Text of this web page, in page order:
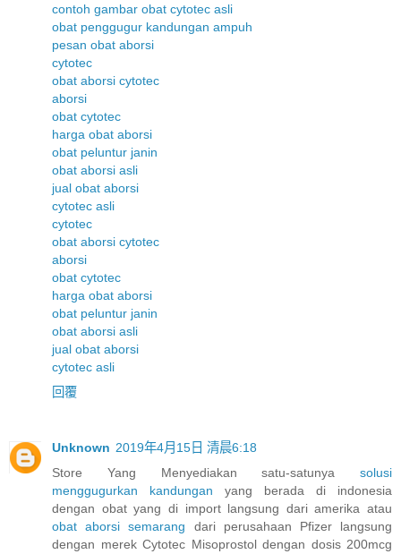
contoh gambar obat cytotec asli
obat penggugur kandungan ampuh
pesan obat aborsi
cytotec
obat aborsi cytotec
aborsi
obat cytotec
harga obat aborsi
obat peluntur janin
obat aborsi asli
jual obat aborsi
cytotec asli
cytotec
obat aborsi cytotec
aborsi
obat cytotec
harga obat aborsi
obat peluntur janin
obat aborsi asli
jual obat aborsi
cytotec asli
回覆
Unknown 2019年4月15日 清晨6:18
Store Yang Menyediakan satu-satunya solusi
menggugurkan kandungan yang berada di indonesia
dengan obat yang di import langsung dari amerika atau
obat aborsi semarang dari perusahaan Pfizer langsung
dengan merek Cytotec Misoprostol dengan dosis 200mcg